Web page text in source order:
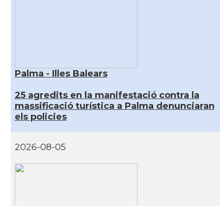
Palma - Illes Balears
25 agredits en la manifestació contra la
massificació turística a Palma denunciaran
els policies
2026-08-05